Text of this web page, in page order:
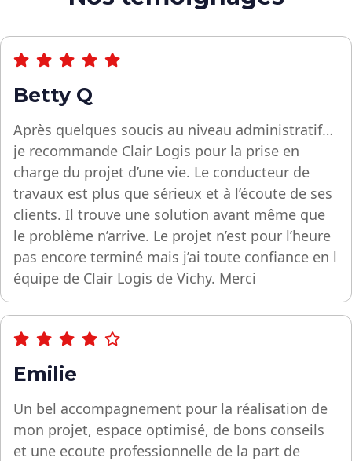
Betty Q
Après quelques soucis au niveau administratif…
je recommande Clair Logis pour la prise en
charge du projet d’une vie. Le conducteur de
travaux est plus que sérieux et à l’écoute de ses
clients. Il trouve une solution avant même que
le problème n’arrive. Le projet n’est pour l’heure
pas encore terminé mais j’ai toute confiance en l
équipe de Clair Logis de Vichy. Merci
Emilie
Un bel accompagnement pour la réalisation de
mon projet, espace optimisé, de bons conseils
et une ecoute professionnelle de la part de